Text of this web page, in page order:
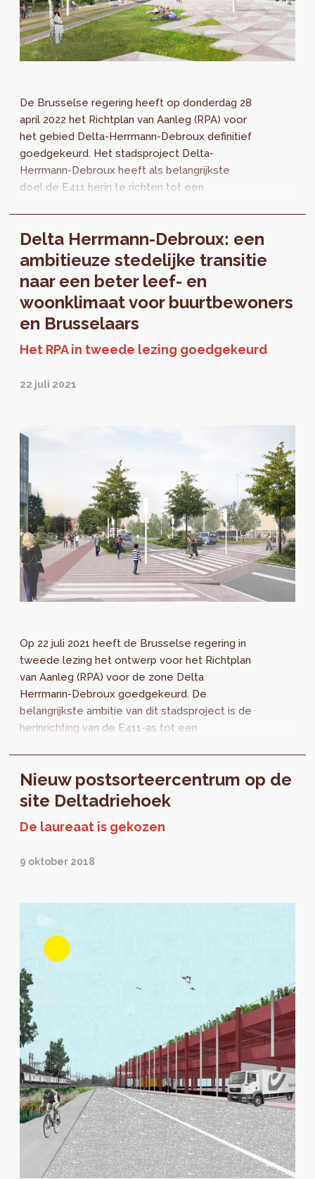
De Brusselse regering heeft op donderdag 28
april 2022 het Richtplan van Aanleg (RPA) voor
het gebied Delta-Herrmann-Debroux definitief
goedgekeurd. Het stadsproject Delta-
Herrmann-Debroux heeft als belangrijkste
doel de E411 herin te richten tot een
Delta Herrmann-Debroux: een
ambitieuze stedelijke transitie
naar een beter leef- en
woonklimaat voor buurtbewoners
en Brusselaars
Het RPA in tweede lezing goedgekeurd
22 juli 2021
Op 22 juli 2021 heeft de Brusselse regering in
tweede lezing het ontwerp voor het Richtplan
van Aanleg (RPA) voor de zone Delta
Herrmann-Debroux goedgekeurd. De
belangrijkste ambitie van dit stadsproject is de
herinrichting van de E411-as tot een
wijken opnieuw met elkaar verbonden worden
en het verplaatsen voor voetgangers en
streeft tevens naar betere openbare ruimten
versterkte samenhang tussen de
Nieuw postsorteercentrum op de
site Deltadriehoek
De laureaat is gekozen
9 oktober 2018